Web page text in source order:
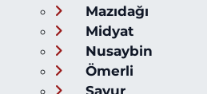
Mazıdağı
Midyat
Nusaybin
Ömerli
Savur